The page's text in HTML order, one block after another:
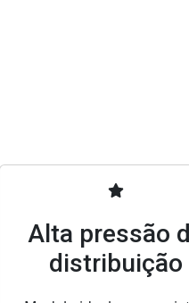
Alta pressão
distribuição